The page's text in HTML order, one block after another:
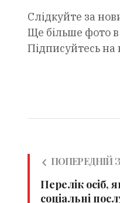
Слідкуйте за
Ще більше фото в
Підписуйтесь на
ПОПЕРЕДНІЙ
Перелік осіб,
соціальні